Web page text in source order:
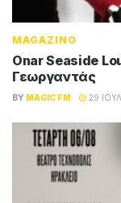
MAGAZINO
Onar Seaside
Γεωργαντάς
BY MAGIC FM 29